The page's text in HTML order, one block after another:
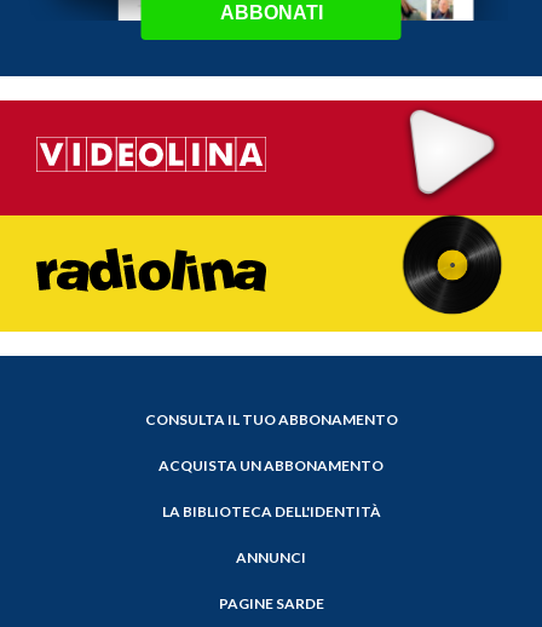
ABBONATI
CONSULTA IL TUO ABBONAMENTO
ACQUISTA UN ABBONAMENTO
LA BIBLIOTECA DELL'IDENTITÀ
ANNUNCI
PAGINE SARDE